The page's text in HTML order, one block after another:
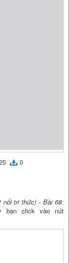
0
nối tri thức) - Bài 68:
click vào nút